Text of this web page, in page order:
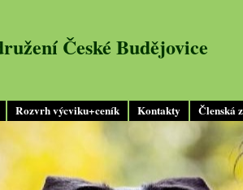
Rozvrh výcviku+ceník Kontakty Členská
České Budějovice